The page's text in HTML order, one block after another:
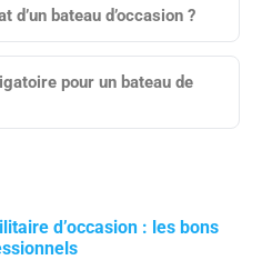
d’un bateau d’occasion ?
pour un bateau de
d’occasion : les bons